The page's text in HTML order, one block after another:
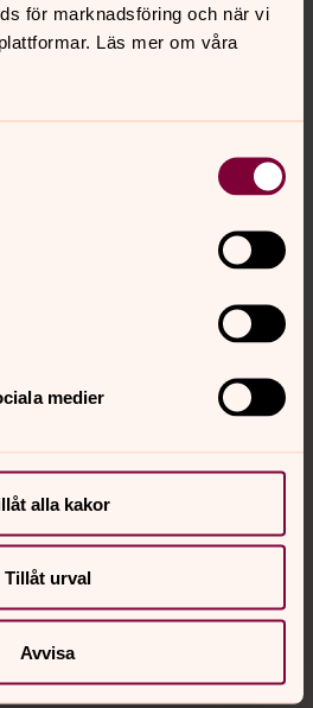
för marknadsföring och när vi
Läs mer om våra
medier
alla kakor
Tillåt urval
Avvisa